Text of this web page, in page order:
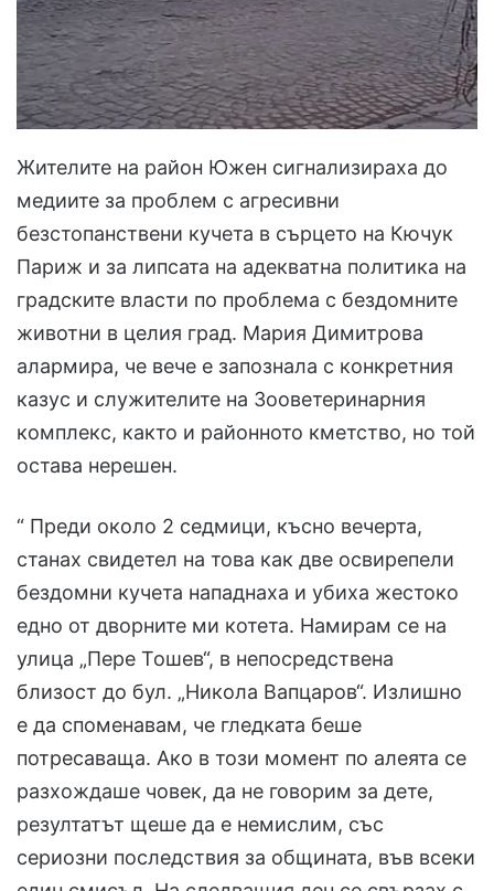
Жителите на район Южен сигнализираха до
медиите за проблем с агресивни
безстопанствени кучета в сърцето на Кючук
Париж и за липсата на адекватна политика на
градските власти по проблема с бездомните
животни в целия град. Мария Димитрова
алармира, че вече е запознала с конкретния
казус и служителите на Зооветеринарния
комплекс, както и районното кметство, но той
остава нерешен.
“ Преди около 2 седмици, късно вечерта,
станах свидетел на това как две освирепели
бездомни кучета нападнаха и убиха жестоко
едно от дворните ми котета. Намирам се на
улица „Пере Тошев“, в непосредствена
близост до бул. „Никола Вапцаров“. Излишно
е да споменавам, че гледката беше
потресаваща. Ако в този момент по алеята се
разхождаше човек, да не говорим за дете,
резултатът щеше да е немислим, със
сериозни последствия за общината, във всеки